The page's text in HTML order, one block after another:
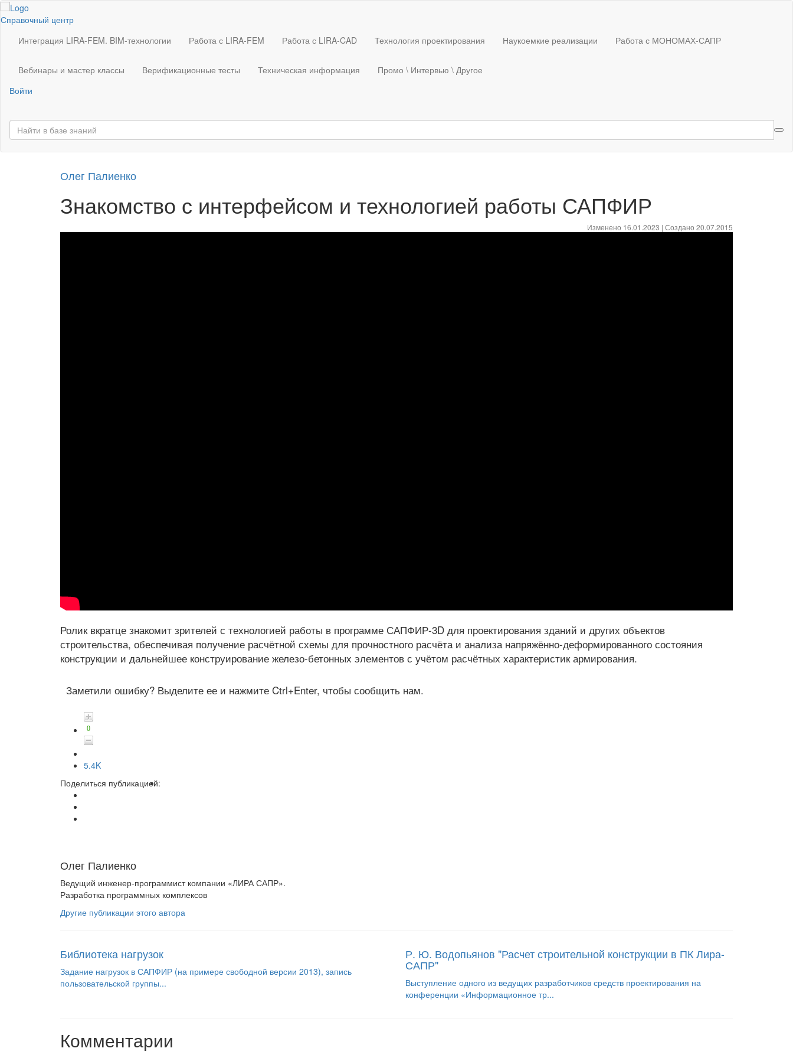
Справочный центр
Интеграция LIRA-FEM. BIM-технологии
Работа с LIRA-FEM Работа с LIRA-CAD Технология проектирования Наукоемкие реализации Работа с МОНОМАХ-САПР
Вебинары и мастер классы Верификационные тесты Техническая информация
Промо \ Интервью \ Другое
Войти
Олег Палиенко
Знакомство с интерфейсом и технологией работы САПФИР
Изменено 16.01.2023 | Создано 20.07.2015
Ролик вкратце знакомит зрителей с технологией работы в программе САПФИР-3D для проектирования зданий и других объектов
строительства, обеспечивая получение расчётной схемы для прочностного расчёта и анализа напряжённо-деформированного состояния
конструкции и дальнейшее конструирование железо-бетонных элементов с учётом расчётных характеристик армирования.
Заметили ошибку? Выделите ее и нажмите Ctrl+Enter, чтобы сообщить нам.
0
5.4K
Поделиться публикацией:
Олег Палиенко
Ведущий инженер-программист компании «ЛИРА САПР».
Разработка программных комплексов
Другие публикации этого автора
Библиотека нагрузок
Задание нагрузок в САПФИР (на примере свободной версии 2013), запись
пользовательской группы...
Р. Ю. Водопьянов "Расчет строительной конструкции в ПК Лира-
САПР"
Выступление одного из ведущих разработчиков средств проектирования на
конференции «Информационное тр...
Комментарии